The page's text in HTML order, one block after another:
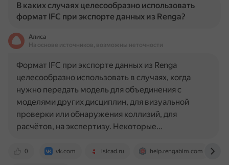
В каких случаях целесообразно использовать
формат IFC при экспорте данных из Renga?
Алиса
На основе источников, возможны неточности
0 vk.com isicad.ru help.rengabim.com
Формат IFC при экспорте данных из Renga
целесообразно использовать в случаях, когда
нужно передать модель для объединения с
моделями других дисциплин, для визуальной
проверки или обнаружения коллизий, для
расчётов, на экспертизу. Некоторые…